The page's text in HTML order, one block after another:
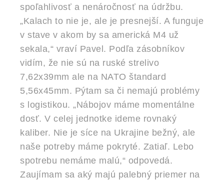
spoľahlivosť a nenáročnosť na údržbu.
„Kalach to nie je, ale je presnejší. A funguje
v stave v akom by sa americká M4 už
sekala,“ vraví Pavel. Podľa zásobníkov
vidím, že nie sú na ruské strelivo
7,62x39mm ale na NATO štandard
5,56x45mm. Pýtam sa či nemajú problémy
s logistikou. „Nábojov máme momentálne
dosť. V celej jednotke ideme rovnaký
kaliber. Nie je síce na Ukrajine bežný, ale
naše potreby máme pokryté. Zatiaľ. Lebo
spotrebu nemáme malú,“ odpovedá.
Zaujímam sa aký majú palebný priemer na